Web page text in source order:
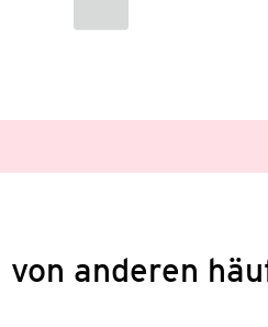
von anderen